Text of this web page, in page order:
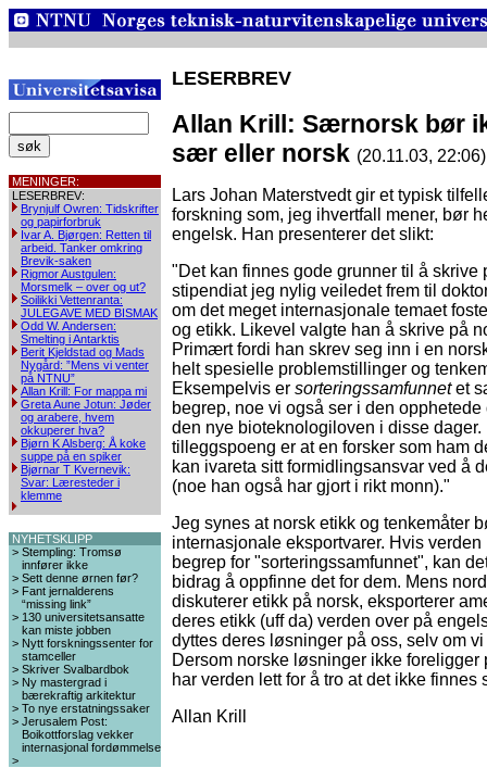
MENINGER:
LESERBREV:
Brynjulf Owren: Tidskrifter
og papirforbruk
Ivar A. Bjørgen: Retten til
arbeid. Tanker omkring
Brevik-saken
Rigmor Austgulen:
Morsmelk – over og ut?
Soilikki Vettenranta:
JULEGAVE MED BISMAK
Odd W. Andersen:
Smelting i Antarktis
Berit Kjeldstad og Mads
Nygård: ”Mens vi venter
på NTNU”
Allan Krill: For mappa mi
Greta Aune Jotun: Jøder
og arabere, hvem
okkuperer hva?
Bjørn K Alsberg: Å koke
suppe på en spiker
Bjørnar T Kvernevik:
Svar: Læresteder i
klemme
NYHETSKLIPP
> Stempling: Tromsø
innfører ikke
> Sett denne ørnen før?
> Fant jernalderens
“missing link”
> 130 universitetsansatte
kan miste jobben
> Nytt forskningssenter for
stamceller
> Skriver Svalbardbok
> Ny mastergrad i
bærekraftig arkitektur
> To nye erstatningssaker
> Jerusalem Post:
Boikottforslag vekker
internasjonal fordømmelse
>
LESERBREV
Allan Krill: Særnorsk bør
sær eller norsk (20.11.03, 22:06)
Lars Johan Materstvedt gir et typisk
forskning som, jeg ihvertfall mener, bør
engelsk. Han presenterer det slikt:
"Det kan finnes gode grunner til å skrive
stipendiat jeg nylig veiledet frem til
om det meget internasjonale temaet
og etikk. Likevel valgte han å skrive på
Primært fordi han skrev seg inn i en
helt spesielle problemstillinger og
Eksempelvis er sorteringssamfunnetet
begrep,­ noe vi også ser i den opphetede
den nye bioteknologiloven i disse dager.
tilleggspoeng er at en forsker som ham
kan ivareta sitt formidlingsansvar ved å
(noe han også har gjort i rikt monn)."
Jeg synes at norsk etikk og tenkemåter
internasjonale eksportvarer. Hvis verden
begrep for "sorteringssamfunnet", kan
bidrag å oppfinne det for dem. Mens
diskuterer etikk på norsk, eksporterer
deres etikk (uff da) verden over på
dyttes deres løsninger på oss, selv om
Dersom norske løsninger ikke foreligger
har verden lett for å tro at det ikke finnes
Allan Krill